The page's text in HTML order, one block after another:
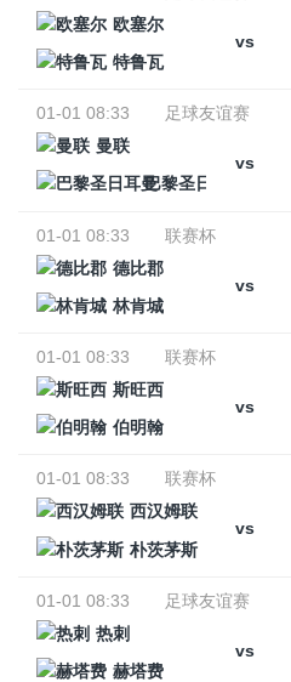
欧塞尔
vs
特鲁瓦
01-01 08:33
足球友谊赛
曼联
vs
巴黎圣日耳曼
01-01 08:33
联赛杯
德比郡
vs
林肯城
01-01 08:33
联赛杯
斯旺西
vs
伯明翰
01-01 08:33
联赛杯
西汉姆联
vs
朴茨茅斯
01-01 08:33
足球友谊赛
热刺
vs
赫塔费